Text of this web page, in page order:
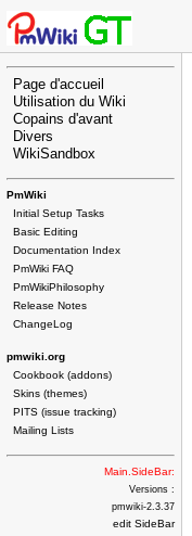
Page d'accueil
Utilisation du Wiki
Copains d'avant
Divers
WikiSandbox
PmWiki
Initial Setup Tasks
Basic Editing
Documentation Index
PmWiki FAQ
PmWikiPhilosophy
Release Notes
ChangeLog
pmwiki.org
Cookbook (addons)
Skins (themes)
PITS (issue tracking)
Mailing Lists
Main.SideBar:
Versions :
pmwiki-2.3.37
edit SideBar